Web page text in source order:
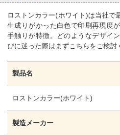
ロストンカラー(ホワイト)は当社で
生成りがかった白色で印刷再現度
手触りが特徴。どのようなデザイ
びに迷った際はまずこちらをご検討
製品名
ロストンカラー(ホワイト)
製造メーカー